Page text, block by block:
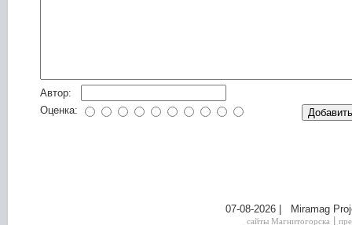
Автор:
Оценка:
07-08-2026 | Miramag
сайты Магнитогорска